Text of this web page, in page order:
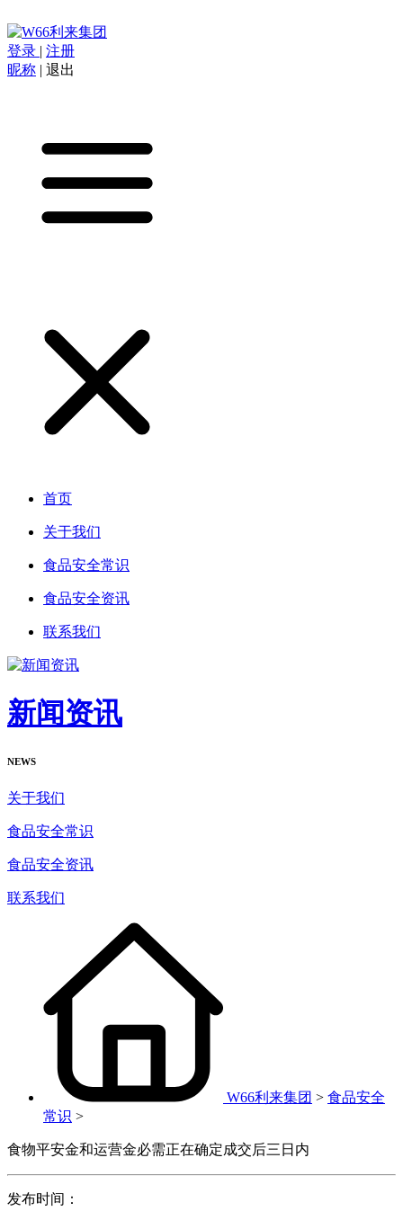
登录 | 注册
昵称 | 退出
首页
关于我们
食品安全常识
食品安全资讯
联系我们
新闻资讯
NEWS
关于我们
食品安全常识
食品安全资讯
联系我们
W66利来集团 > 食品安全
常识 >
食物平安金和运营金必需正在确定成交后三日内
发布时间：